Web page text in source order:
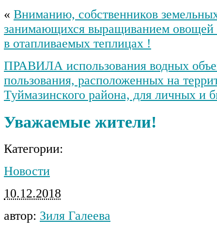
« Вниманию, собственников
занимающихся выращиванием овощей
в отапливаемых теплицах !
ПРАВИЛА использования водных
пользования, расположенных на
Туймазинского района, для личных и
Уважаемые жители!
Категории:
Новости
10.12.2018
автор: Зиля Галеева